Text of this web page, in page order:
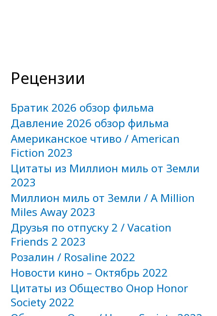
Рецензии
Братик 2026 обзор фильма
Давление 2026 обзор фильма
Американское чтиво / American
Fiction 2023
Цитаты из Миллион миль от Земли
2023
Миллион миль от Земли / A Million
Miles Away 2023
Друзья по отпуску 2 / Vacation
Friends 2 2023
Розалин / Rosaline 2022
Новости кино – Октябрь 2022
Цитаты из Общество Онор Honor
Society 2022